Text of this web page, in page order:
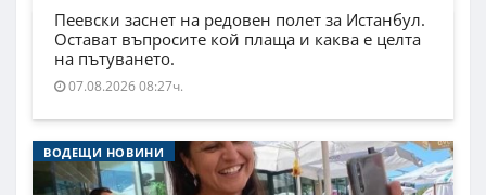
Пеевски заснет на редовен полет за Истанбул.
Остават въпросите кой плаща и каква е целта
на пътуването.
07.08.2026 08:27ч.
ВОДЕЩИ НОВИНИ